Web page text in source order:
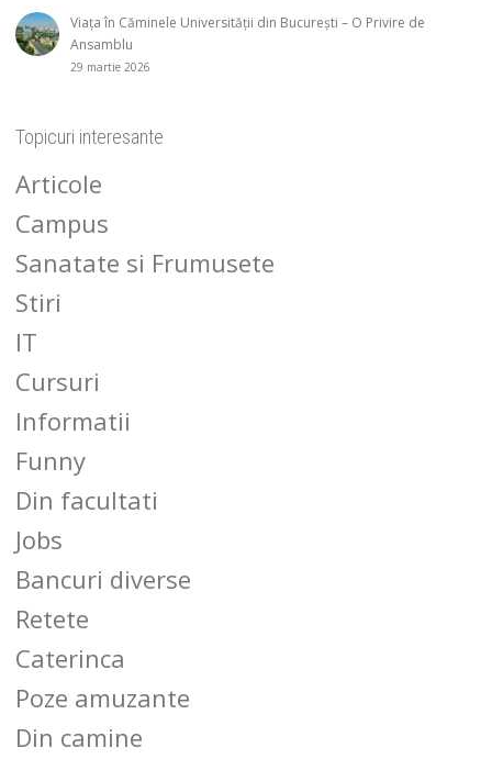
Viața în Căminele Universității din București – O Privire de
Ansamblu
29 martie 2026
Topicuri interesante
Articole
Campus
Sanatate si Frumusete
Stiri
IT
Cursuri
Informatii
Funny
Din facultati
Jobs
Bancuri diverse
Retete
Caterinca
Poze amuzante
Din camine